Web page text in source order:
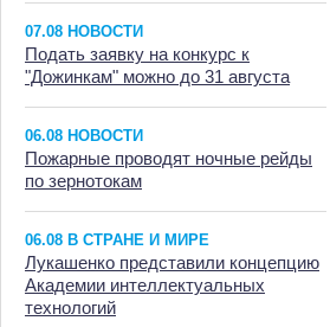
07.08 НОВОСТИ
Подать заявку на конкурс к
"Дожинкам" можно до 31 августа
06.08 НОВОСТИ
Пожарные проводят ночные рейды
по зернотокам
06.08 В СТРАНЕ И МИРЕ
Лукашенко представили концепцию
Академии интеллектуальных
технологий